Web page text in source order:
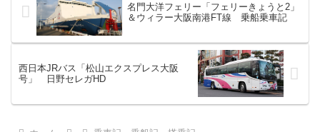
名門大洋フェリー「フェリーきょうと2」
＆ウィラー大阪南港FT線 乗船乗車記
西日本JRバス「松山エクスプレス大阪
号」 日野セレガHD